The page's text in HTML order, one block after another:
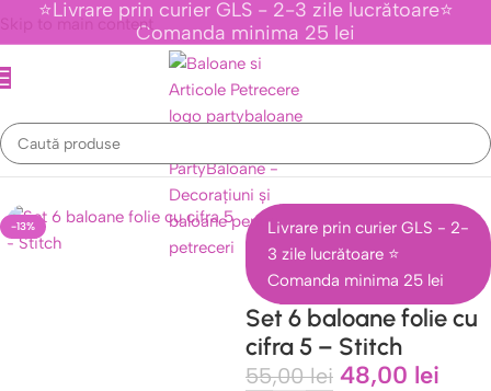
Skip to main content
⭐Livrare prin curier GLS - 2-3 zile lucrătoare⭐
Comanda minima 25 lei
Tematice Personaje Din Desene Animate/Colectia Stitch
-13%
Livrare prin curier GLS - 2-
3 zile lucrătoare ⭐
Comanda minima 25 lei
Set 6 baloane folie cu
cifra 5 – Stitch
55,00lei 48,00 lei